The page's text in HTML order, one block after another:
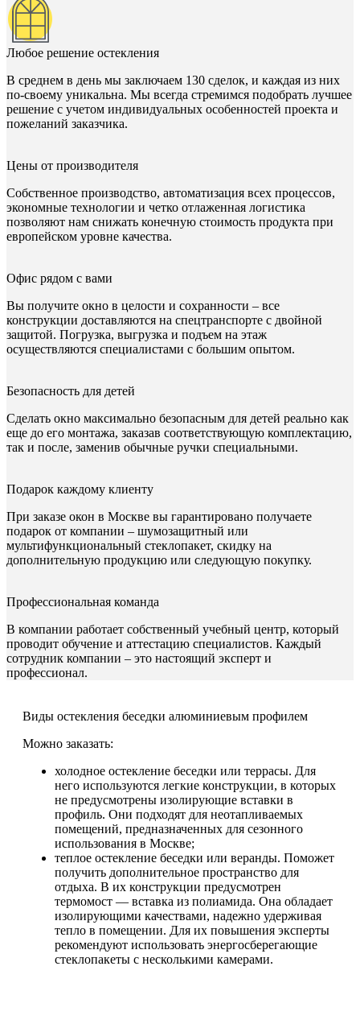
Любое решение остекления
В среднем в день мы заключаем 130 сделок, и каждая из них
по-своему уникальна. Мы всегда стремимся подобрать лучшее
решение с учетом индивидуальных особенностей проекта и
пожеланий заказчика.
Цены от производителя
Собственное производство, автоматизация всех процессов,
экономные технологии и четко отлаженная логистика
позволяют нам снижать конечную стоимость продукта при
европейском уровне качества.
Офис рядом с вами
Вы получите окно в целости и сохранности – все
конструкции доставляются на спецтранспорте с двойной
защитой. Погрузка, выгрузка и подъем на этаж
осуществляются специалистами с большим опытом.
Безопасность для детей
Сделать окно максимально безопасным для детей реально как
еще до его монтажа, заказав соответствующую комплектацию,
так и после, заменив обычные ручки специальными.
Подарок каждому клиенту
При заказе окон в Москве вы гарантировано получаете
подарок от компании – шумозащитный или
мультифункциональный стеклопакет, скидку на
дополнительную продукцию или следующую покупку.
Профессиональная команда
В компании работает собственный учебный центр, который
проводит обучение и аттестацию специалистов. Каждый
сотрудник компании – это настоящий эксперт и
профессионал.
Виды остекления беседки алюминиевым профилем
Можно заказать:
холодное остекление беседки или террасы. Для
него используются легкие конструкции, в которых
не предусмотрены изолирующие вставки в
профиль. Они подходят для неотапливаемых
помещений, предназначенных для сезонного
использования в Москве;
теплое остекление беседки или веранды. Поможет
получить дополнительное пространство для
отдыха. В их конструкции предусмотрен
термомост — вставка из полиамида. Она обладает
изолирующими качествами, надежно удерживая
тепло в помещении. Для их повышения эксперты
рекомендуют использовать энергосберегающие
стеклопакеты с несколькими камерами.